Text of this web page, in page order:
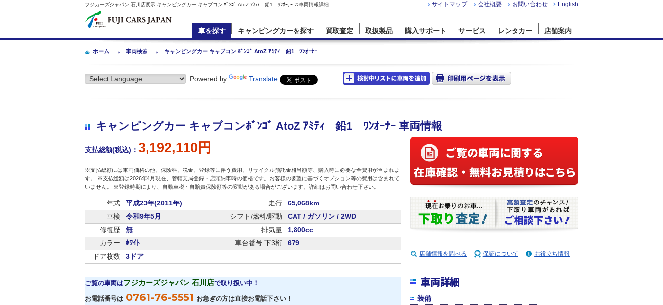
フジカーズジャパン 石川店展示 キャンピングカー キャブコン ﾎﾞﾝｺﾞ AtoZ ｱﾐﾃｨ 鉛1 ﾜﾝｵｰﾅｰ の車両情報詳細 サイトマップ 会社概要 お問い合わせ English
車を探す キャンピングカーを探す 買取査定 取扱製品 購入サポート サービス レンタカー 店舗案内
ホーム 車両検索 キャンピングカー キャブコン ﾎﾞﾝｺﾞ AtoZ ｱﾐﾃｨ 鉛1 ﾜﾝｵｰﾅｰ
Powered by Translate
キャンピングカー キャブコンﾎﾞﾝｺﾞ AtoZ ｱﾐﾃｨ 鉛1 ﾜﾝｵｰﾅｰ 車両情報
支払総額(税込)： 3,192,110円
※支払総額には車両価格の他、保険料、税金、登録等に伴う費用、リサイクル預託金相当額等、購入時に必要な全費用が含まれま
す。 ※支払総額は2026年4月現在、管轄支局登録・店頭納車時の価格です。お客様の要望に基づくオプション等の費用は含まれて
いません。 ※登録時期により、自動車税・自賠責保険額等の変動がある場合がございます。詳細はお問い合わせ下さい。
年式 平成23年(2011年) 走行
65,068km
車検
令和9年5月 シフト/燃料/駆動
CAT / ガソリン / 2WD
修復歴
無 排気量
1,800cc
カラー
ﾎﾜｲﾄ 車台番号 下3桁
679
ドア枚数
3ドア
ご覧の車両はフジカーズジャパン 石川店で取り扱い中！
お電話番号は 0761-76-5551 お急ぎの方は直接お電話下さい！
店舗情報を調べる 保証について お役立ち情報
車両詳細
装備